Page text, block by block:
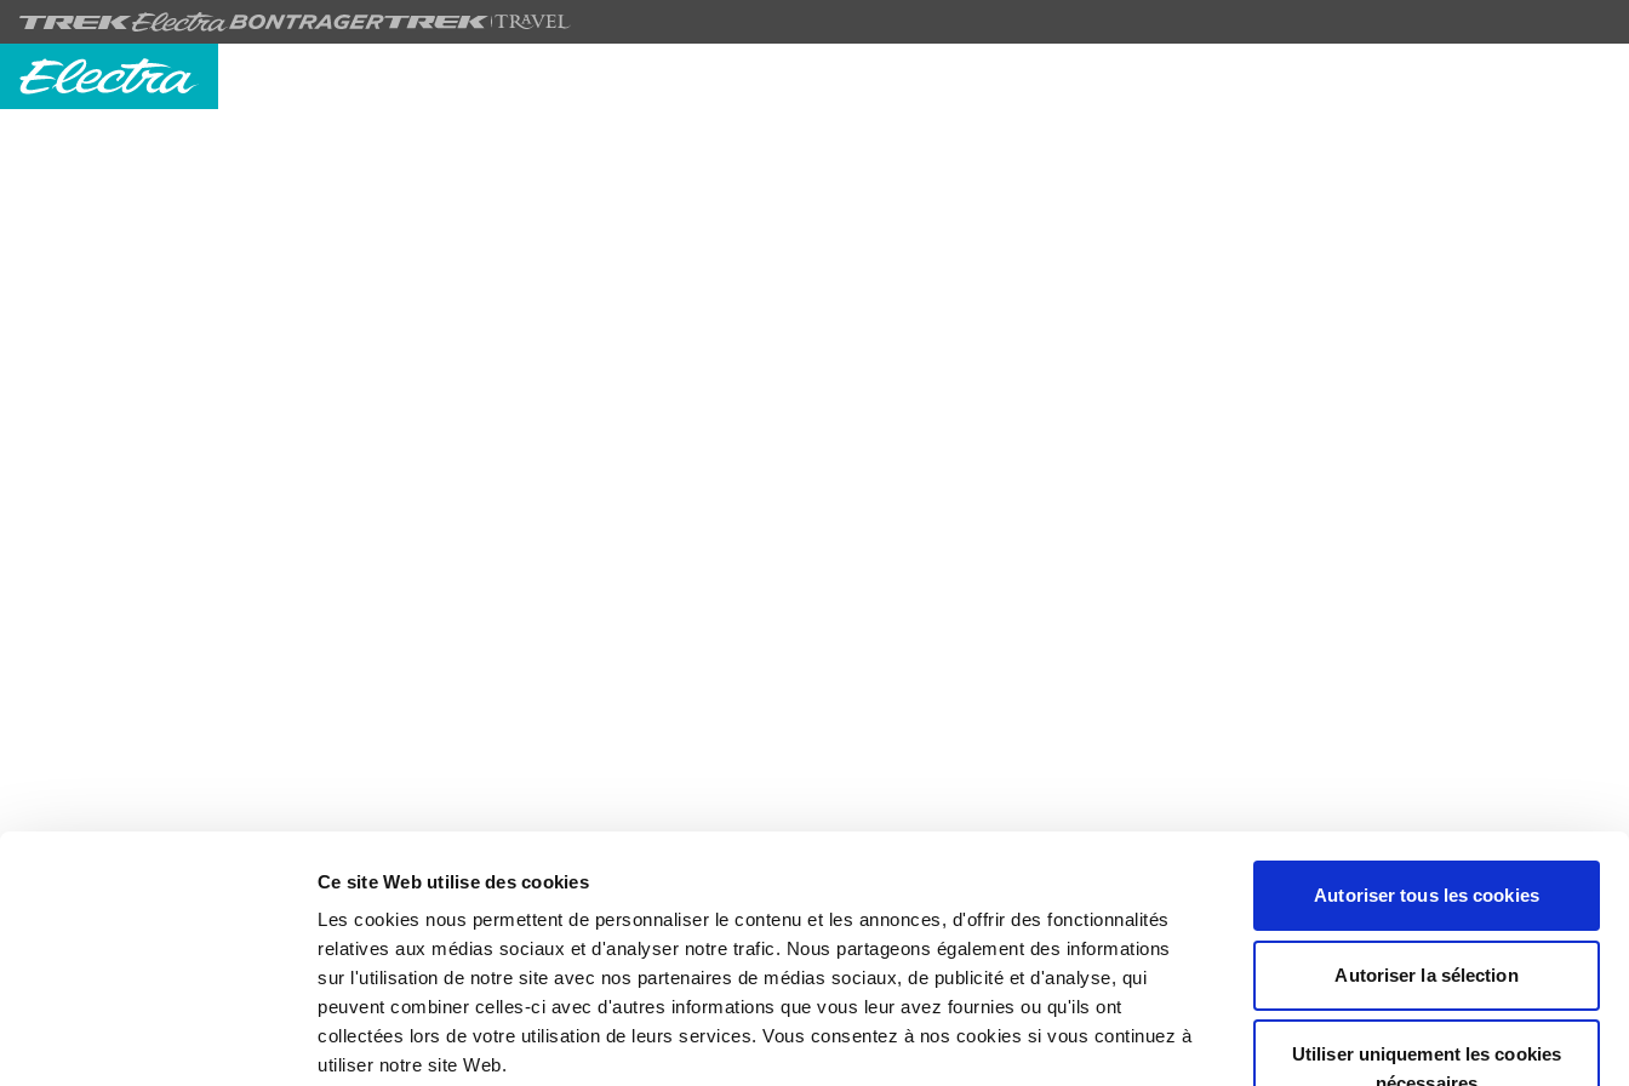
Ce site Web utilise des cookies
Les cookies nous permettent de personnaliser le contenu et les annonces, d'offrir des fonctionnalités
relatives aux médias sociaux et d'analyser notre trafic. Nous partageons également des informations
sur l'utilisation de notre site avec nos partenaires de médias sociaux, de publicité et d'analyse, qui
peuvent combiner celles-ci avec d'autres informations que vous leur avez fournies ou qu'ils ont
collectées lors de votre utilisation de leurs services. Vous consentez à nos cookies si vous continuez à
utiliser notre site Web.
Autoriser tous les cookies
Autoriser la sélection
Utiliser uniquement les cookies